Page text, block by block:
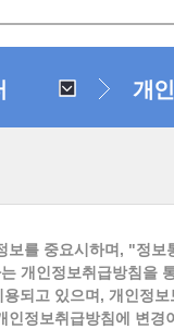
개
를 중요시하며, "정보
개인정보취급방침을
되고 있으며, 개인정
정보취급방침에 변경